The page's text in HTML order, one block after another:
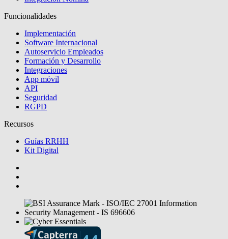
Funcionalidades
Implementación
Software Internacional
Autoservicio Empleados
Formación y Desarrollo
Integraciones
App móvil
API
Seguridad
RGPD
Recursos
Guías RRHH
Kit Digital